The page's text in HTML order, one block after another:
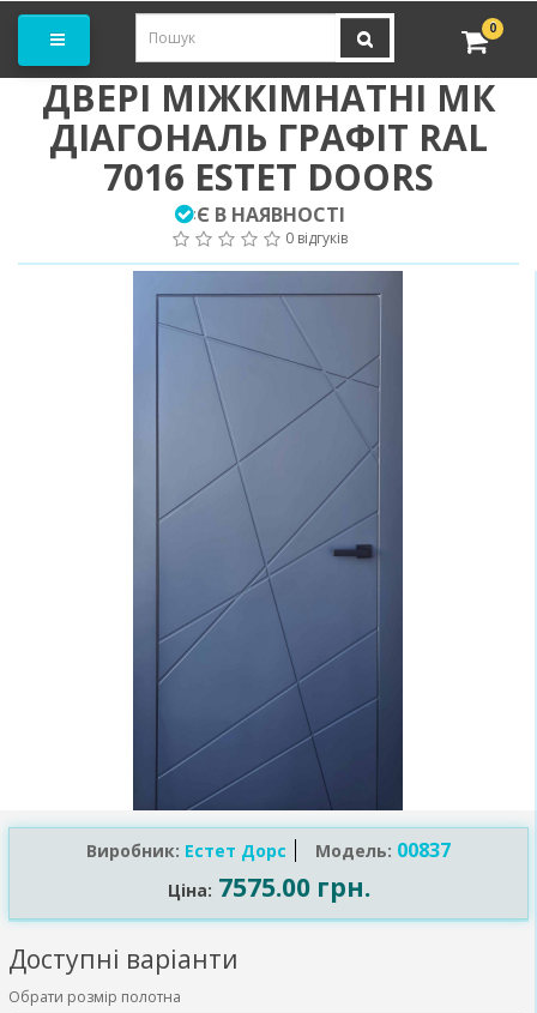
0
ДВЕРІ МІЖКІМНАТНІ МК
ДІАГОНАЛЬ ГРАФІТ RAL
7016 ESTET DOORS
:Є В НАЯВНОСТІ
0 відгуків
Виробник: Естет Дорс Модель: 00837
Ціна: 7575.00 грн.
Доступні варіанти
Обрати розмір полотна